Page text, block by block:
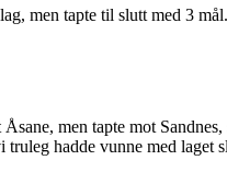
men tapte til slutt med 3 mål.
men tapte mot
hadde vunne med